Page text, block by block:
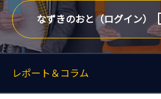
なずきのおと（ログイン）
レポート＆コラム
各記事へのリンクを表示する